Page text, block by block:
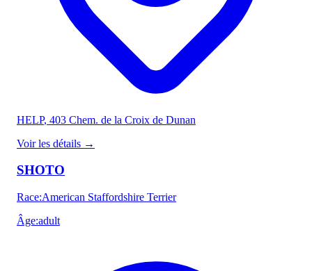
HELP, 403 Chem. de la Croix de Dunan
Voir les détails →
SHOTO
Race:American Staffordshire Terrier
Âge:adult